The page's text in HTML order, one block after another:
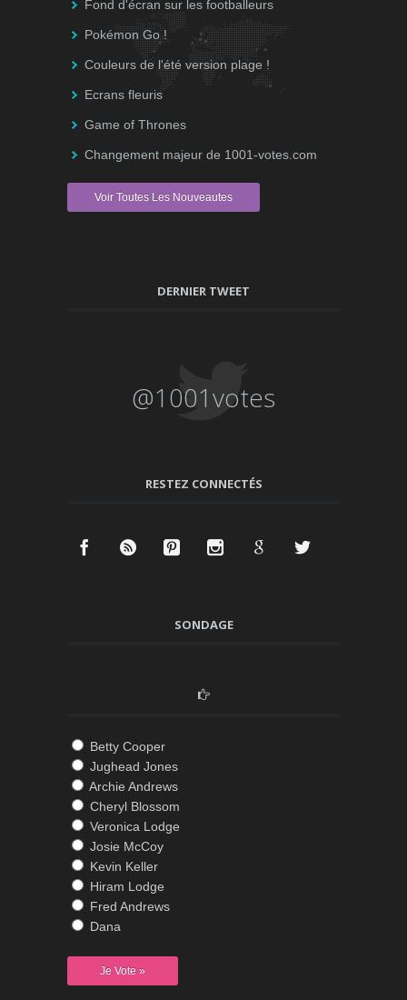
Fond d'écran sur les footballeurs
Pokémon Go !
Couleurs de l'été version plage !
Ecrans fleuris
Game of Thrones
Changement majeur de 1001-votes.com
Voir Toutes Les Nouveautes
DERNIER TWEET
@1001votes
RESTEZ CONNECTÉS
SONDAGE
Betty Cooper
Jughead Jones
Archie Andrews
Cheryl Blossom
Veronica Lodge
Josie McCoy
Kevin Keller
Hiram Lodge
Fred Andrews
Dana